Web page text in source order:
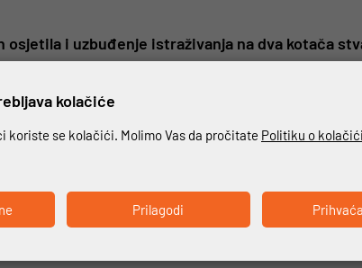
i uzbuđenje istraživanja na dva kotača
flip-up kaciga. Dizajnirana inovativnom tehnologijom, nudi
za svakodnevnu upotrebu. Štitnik za bradu na N100-6
dimenzije prednjeg dijela na minimum kada je štitnik
omogućuje izuzetno jednostavno otvaranje. Ostali detalji
6 kreiran je niz namjenskih grafika kako bi se istaknule
N100-6 može biti opremljen komunikacijskim
kolačiće
koriste se kolačići. Molimo Vas da pročitate Politiku o
Prilagodi